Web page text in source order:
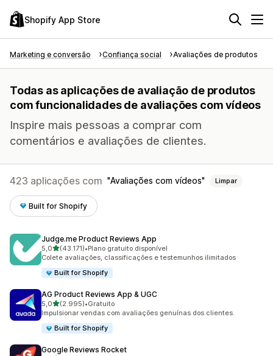
Shopify App Store
Marketing e conversão Confiança social Avaliações de produtos
Todas as aplicações de avaliação de produtos
com funcionalidades de avaliações com vídeos
Inspire mais pessoas a comprar com
comentários e avaliações de clientes.
423 aplicações com Avaliações com vídeos Limpar
Built for Shopify
Judge.me Product Reviews App
5,0de 5 estrelas
(43.171)
43171 total de avaliações
•Plano gratuito disponível
Colete avaliações, classificações e testemunhos ilimitados
Built for Shopify
AG Product Reviews App & UGC
5,0de 5 estrelas
(2.995)
2995 total de avaliações
•Gratuito
Impulsionar vendas com avaliações genuínas dos clientes.
Built for Shopify
Google Reviews Rocket